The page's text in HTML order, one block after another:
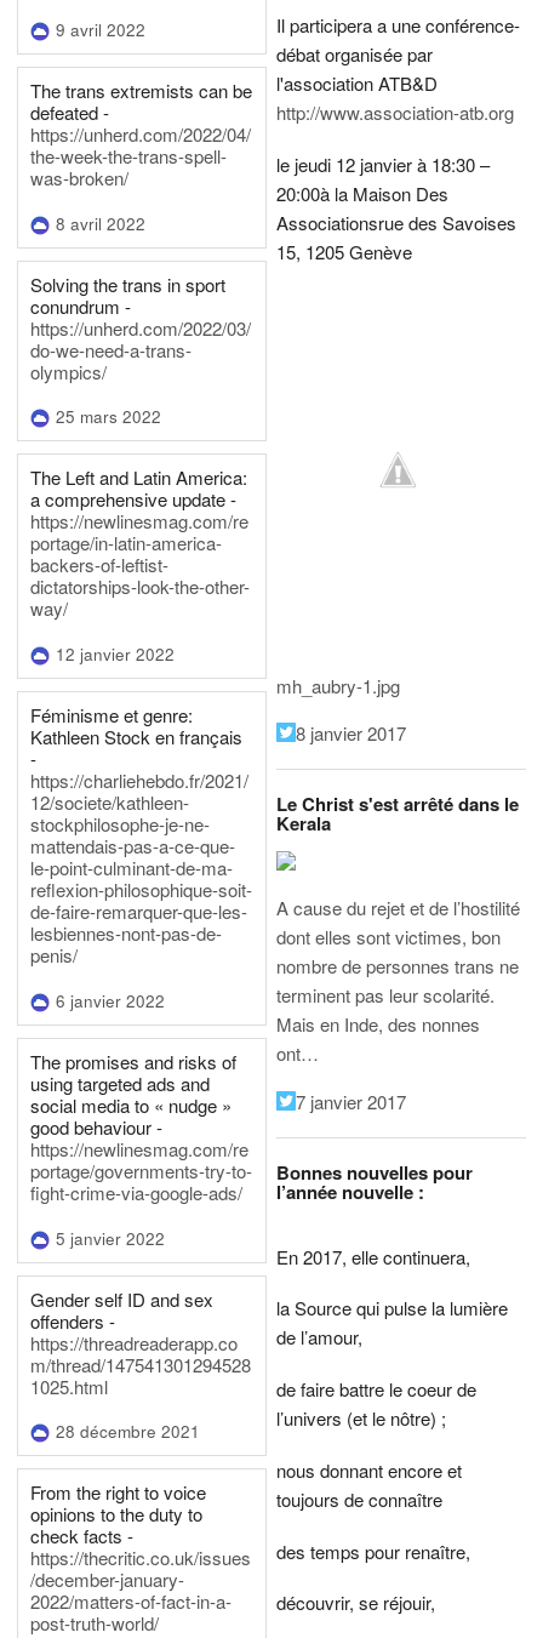
9 avril 2022
The trans extremists can be
defeated -
https://unherd.com/2022/04/
the-week-the-trans-spell-
was-broken/
8 avril 2022
Solving the trans in sport
conundrum -
https://unherd.com/2022/03/
do-we-need-a-trans-
olympics/
25 mars 2022
The Left and Latin America:
a comprehensive update -
https://newlinesmag.com/re
portage/in-latin-america-
backers-of-leftist-
dictatorships-look-the-other-
way/
12 janvier 2022
Féminisme et genre:
Kathleen Stock en français
-
https://charliehebdo.fr/2021/
12/societe/kathleen-
stockphilosophe-je-ne-
mattendais-pas-a-ce-que-
le-point-culminant-de-ma-
reflexion-philosophique-soit-
de-faire-remarquer-que-les-
lesbiennes-nont-pas-de-
penis/
6 janvier 2022
The promises and risks of
using targeted ads and
social media to « nudge »
good behaviour -
https://newlinesmag.com/re
portage/governments-try-to-
fight-crime-via-google-ads/
5 janvier 2022
Gender self ID and sex
offenders -
https://threadreaderapp.co
m/thread/147541301294528
1025.html
28 décembre 2021
From the right to voice
opinions to the duty to
check facts -
https://thecritic.co.uk/issues
/december-january-
2022/matters-of-fact-in-a-
post-truth-world/
Il participera a une conférence-
débat organisée par
l'association ATB&D
http://www.association-atb.org
le jeudi 12 janvier à 18:30 –
20:00à la Maison Des
Associationsrue des Savoises
15, 1205 Genève
mh_aubry-1.jpg
8 janvier 2017
Le Christ s'est arrêté dans le
Kerala
A cause du rejet et de l’hostilité
dont elles sont victimes, bon
nombre de personnes trans ne
terminent pas leur scolarité.
Mais en Inde, des nonnes
ont…
7 janvier 2017
Bonnes nouvelles pour
l’année nouvelle :
En 2017, elle continuera,
la Source qui pulse la lumière
de l’amour,
de faire battre le coeur de
l’univers (et le nôtre) ;
nous donnant encore et
toujours de connaître
des temps pour renaître,
découvrir, se réjouir,